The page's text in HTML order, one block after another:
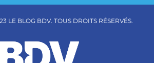
LE BLOG BDV. TOUS DROITS RÉSERVÉS.